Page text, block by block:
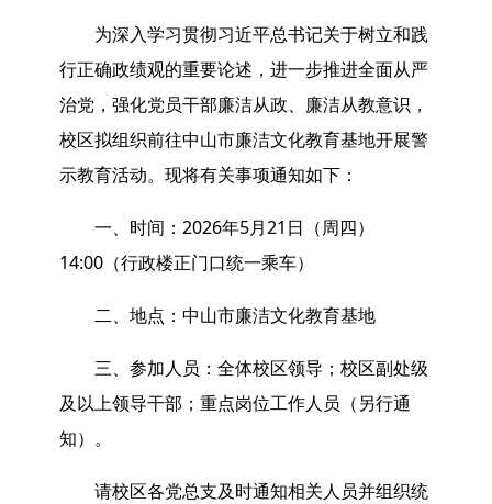
为深入学习贯彻习近平总书记关于树立和践
行正确政绩观的重要论述，进一步推进全面从严
治党，强化党员干部廉洁从政、廉洁从教意识，
校区拟组织前往中山市廉洁文化教育基地开展警
示教育活动。现将有关事项通知如下：
一、时间：2026年5月21日（周四）
14:00（行政楼正门口统一乘车）
二、地点：中山市廉洁文化教育基地
三、参加人员：全体校区领导；校区副处级
及以上领导干部；重点岗位工作人员（另行通
知）。
请校区各党总支及时通知相关人员并组织统